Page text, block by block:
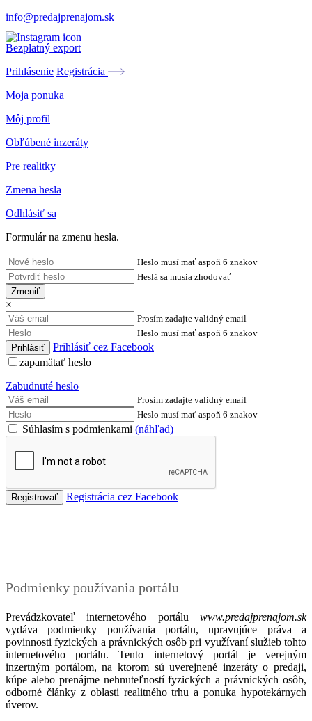
info@predajprenajom.sk
Bezplatný export
Prihlásenie Registrácia
Moja ponuka
Môj profil
Obľúbené inzeráty
Pre realitky
Zmena hesla
Odhlásiť sa
Formulár na zmenu hesla.
Heslo musí mať aspoň 6 znakov
Heslá sa musia zhodovať
Zmeniť
×
Prosím zadajte validný email
Heslo musí mať aspoň 6 znakov
Prihlásiť cez Facebook
zapamätať heslo
Zabudnuté heslo
Prosím zadajte validný email
Heslo musí mať aspoň 6 znakov
Súhlasím s podmienkami (náhľad)
Registrácia cez Facebook
Podmienky používania portálu
Prevádzkovateľ internetového portálu www.predajprenajom.sk
vydáva podmienky používania portálu, upravujúce práva a
povinnosti fyzických a právnických osôb pri využívaní služieb tohto
internetového portálu. Tento internetový portál je verejným
inzertným portálom, na ktorom sú uverejnené inzeráty o predaji,
kúpe alebo prenájme nehnuteľností fyzických a právnických osôb,
odborné články z oblasti realitného trhu a ponuka hypotekárnych
úverov.